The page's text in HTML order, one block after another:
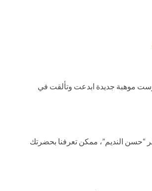
موهبة جديدة ابدعت وتألقت في
“حسن النديم”، ممكن تعرفنا بحضرتك